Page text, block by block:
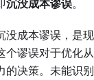
沉没成本谬误。
没成本谬误，是
个谬误对于优化
的决策。未能识